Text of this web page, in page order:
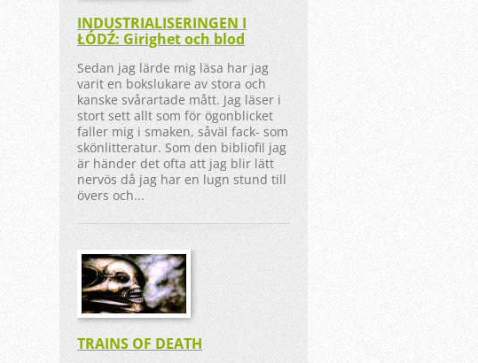
INDUSTRIALISERINGEN I
ŁÓDŹ: Girighet och blod
Sedan jag lärde mig läsa har jag
varit en bokslukare av stora och
kanske svårartade mått. Jag läser i
stort sett allt som för ögonblicket
faller mig i smaken, såväl fack- som
skönlitteratur. Som den bibliofil jag
är händer det ofta att jag blir lätt
nervös då jag har en lugn stund till
övers och...
TRAINS OF DEATH